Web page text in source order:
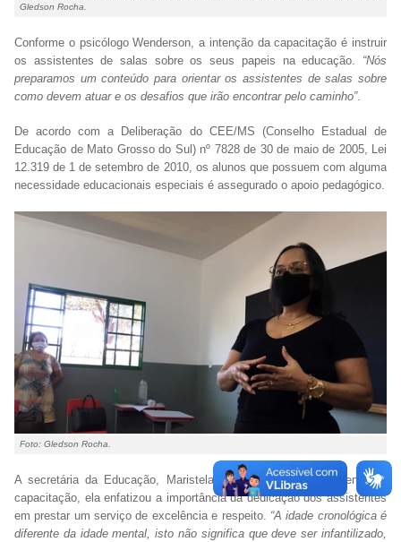
Gledson Rocha.
Conforme o psicólogo Wenderson, a intenção da capacitação é instruir
os assistentes de salas sobre os seus papeis na educação. “Nós
preparamos um conteúdo para orientar os assistentes de salas sobre
como devem atuar e os desafios que irão encontrar pelo caminho”.
De acordo com a Deliberação do CEE/MS (Conselho Estadual de
Educação de Mato Grosso do Sul) nº 7828 de 30 de maio de 2005, Lei
12.319 de 1 de setembro de 2010, os alunos que possuem com alguma
necessidade educacionais especiais é assegurado o apoio pedagógico.
Foto: Gledson Rocha.
A secretária da Educação, Maristela Stefanello, esteve presente na
capacitação, ela enfatizou a importância da dedicação dos assistentes
em prestar um serviço de excelência e respeito. “A idade cronológica é
diferente da idade mental, isto não significa que deve ser infantilizado,